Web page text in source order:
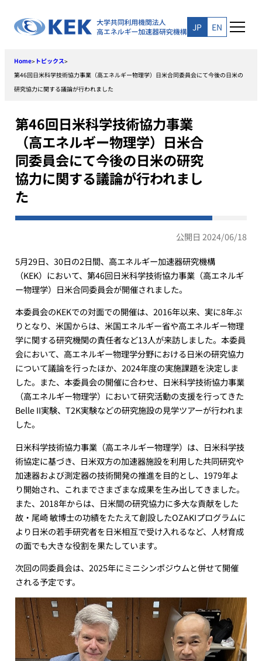
content
JP EN
Home> トピックス>
第46回日米科学技術協力事業（高エネルギー物理学）日米合同委員会にて今後の日米の
研究協力に関する議論が行われました
第46回日米科学技術協力事業
（高エネルギー物理学）日米合
同委員会にて今後の日米の研究
協力に関する議論が行われまし
た
公開日 2024/06/18
5月29日、30日の2日間、高エネルギー加速器研究機構
（KEK）において、第46回日米科学技術協力事業（高エネルギ
ー物理学）日米合同委員会が開催されました。
本委員会のKEKでの対面での開催は、2016年以来、実に8年ぶ
りとなり、米国からは、米国エネルギー省や高エネルギー物理
学に関する研究機関の責任者など13人が来訪しました。本委員
会において、高エネルギー物理学分野における日米の研究協力
について議論を行ったほか、2024年度の実施課題を決定しま
した。また、本委員会の開催に合わせ、日米科学技術協力事業
（高エネルギー物理学）において研究活動の支援を行ってきた
Belle II実験、T2K実験などの研究施設の見学ツアーが行われま
した。
日米科学技術協力事業（高エネルギー物理学）は、日米科学技
術協定に基づき、日米双方の加速器施設を利用した共同研究や
加速器および測定器の技術開発の推進を目的とし、1979年よ
り開始され、これまでさまざまな成果を生み出してきました。
また、2018年からは、日米間の研究協力に多大な貢献をした
故・尾崎 敏博士の功績をたたえて創設したOZAKIプログラムに
より日米の若手研究者を日米相互で受け入れるなど、人材育成
の面でも大きな役割を果たしています。
次回の同委員会は、2025年にミニシンポジウムと併せて開催
される予定です。